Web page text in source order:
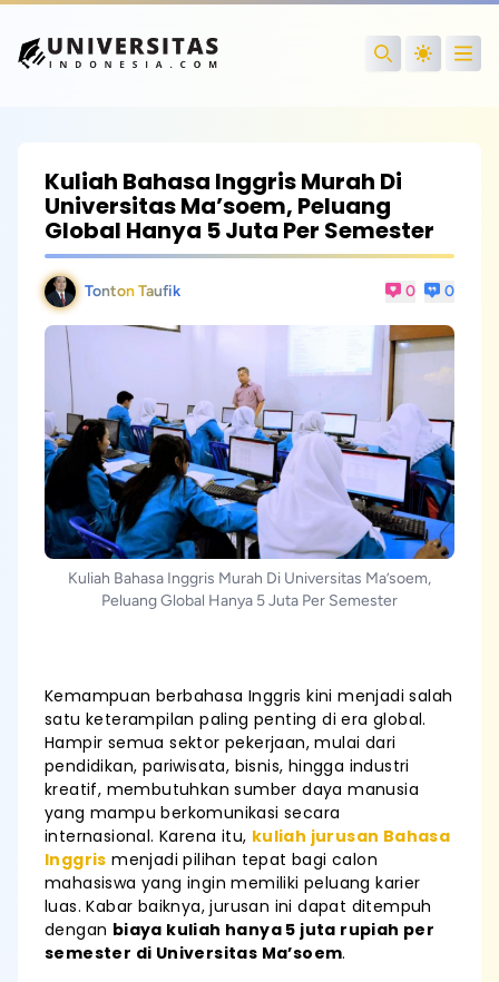
Search
Kuliah Bahasa Inggris Murah Di
Universitas Ma’soem, Peluang
Global Hanya 5 Juta Per Semester
Tonton Taufik 0 0
Kuliah Bahasa Inggris Murah Di Universitas Ma’soem,
Peluang Global Hanya 5 Juta Per Semester
Kemampuan berbahasa Inggris kini menjadi salah
satu keterampilan paling penting di era global.
Hampir semua sektor pekerjaan, mulai dari
pendidikan, pariwisata, bisnis, hingga industri
kreatif, membutuhkan sumber daya manusia
yang mampu berkomunikasi secara
internasional. Karena itu, kuliah jurusan Bahasa
Inggris menjadi pilihan tepat bagi calon
mahasiswa yang ingin memiliki peluang karier
luas. Kabar baiknya, jurusan ini dapat ditempuh
dengan biaya kuliah hanya 5 juta rupiah per
semester di Universitas Ma’soem.